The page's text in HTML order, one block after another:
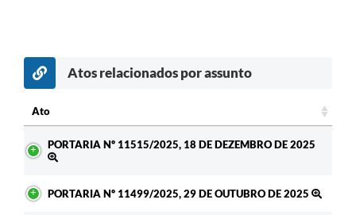
Atos relacionados por assunto
Ato
PORTARIA Nº 11515/2025, 18 DE DEZEMBRO DE 2025
PORTARIA Nº 11499/2025, 29 DE OUTUBRO DE 2025